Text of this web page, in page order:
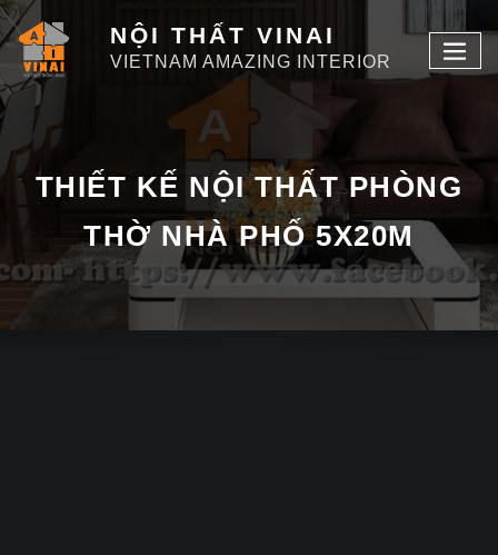
NỘI THẤT VINAI
VIETNAM AMAZING INTERIOR
THIẾT KẾ NỘI THẤT PHÒNG
THỜ NHÀ PHỐ 5X20M